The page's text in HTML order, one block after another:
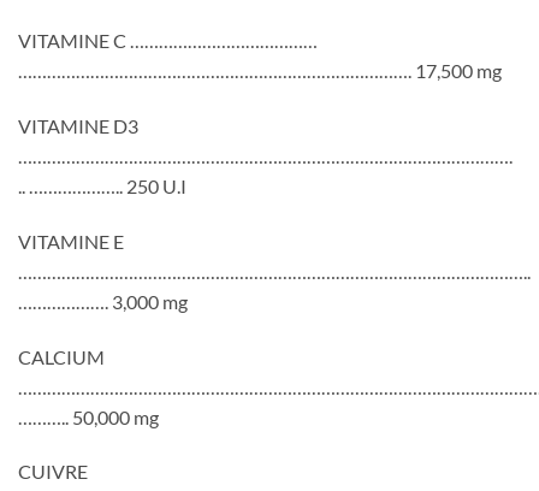
VITAMINE C …………………………………
………………………………………………………………………. 17,500 mg
VITAMINE D3
………………………………………………………………………………………….
.. ……………….. 250 U.I
VITAMINE E
……………………………………………………………………………………………..
………………. 3,000 mg
CALCIUM
……….. 50,000 mg
CUIVRE